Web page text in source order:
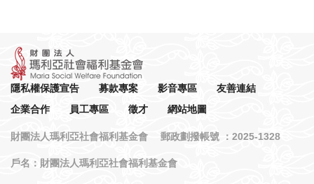
隱私權保護宣告 募款專案 影音專區
友善連結
企業合作
員工專區 徵才 網站地圖
財團法人瑪利亞社會福利基金會 郵政劃撥帳號 ：2025-1328
戶名：財團法人瑪利亞社會福利基金會